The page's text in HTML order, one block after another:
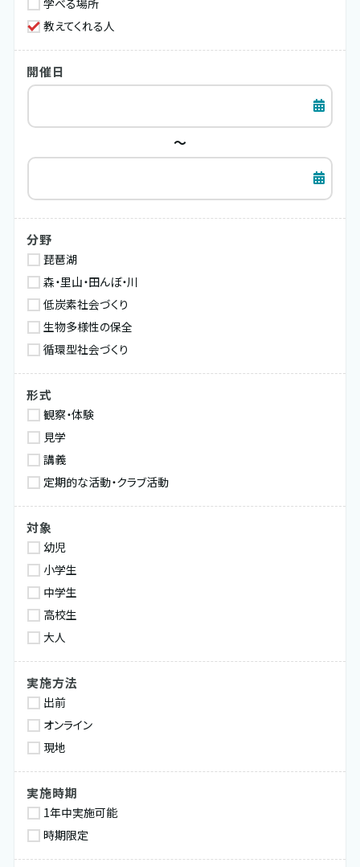
学べる場所
教えてくれる人
開催日
～
分野
琵琶湖
森・里山・田んぼ・川
低炭素社会づくり
生物多様性の保全
循環型社会づくり
形式
観察・体験
見学
講義
定期的な活動・クラブ活動
対象
幼児
小学生
中学生
高校生
大人
実施方法
出前
オンライン
現地
実施時期
1年中実施可能
時期限定